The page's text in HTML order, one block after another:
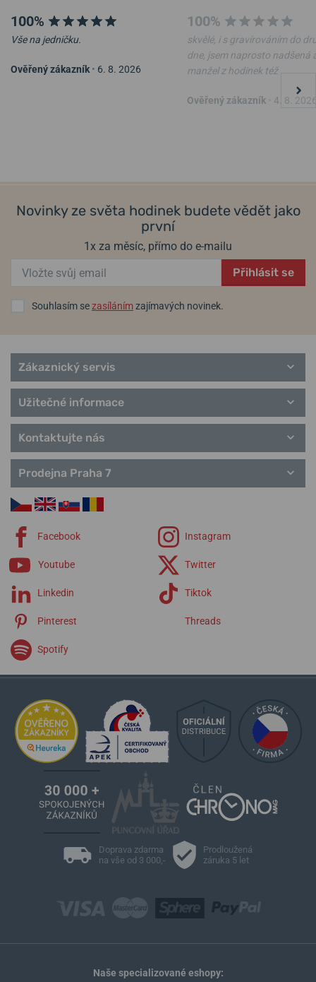
100%
Vše na jedničku.
Ověřený zákazník • 6. 8. 2026
100%
skvělé, i s gravírováním do
dne, jsem naprosto nadšená
manžel z hodinek též
Ověřený zákazník 4. 8.
Novinky ze světa hodinek budete vědět jako
první
1x za měsíc, přímo do e-mailu
Přihlásit se
Souhlasím sezasílánímzajímavých novinek.
Zákaznický servis
Užitečné informace
Kontaktujte nás
Prodejna Praha 7
Facebook Instagram
Youtube Twitter
Linkedin Tiktok
Pinterest Threads
Spotify
Doprava zdarma
na vše od 3 000,-
Prodloužená
záruka 5 let
Naše specializované eshopy: